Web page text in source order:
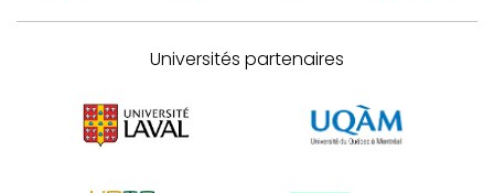
Universités partenaires